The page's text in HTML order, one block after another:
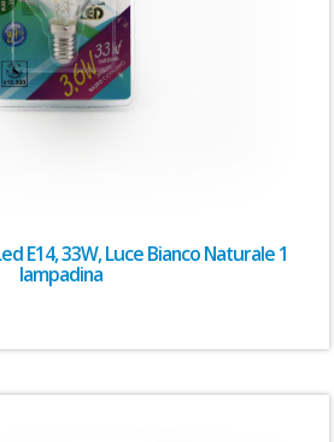
E14, 33W, Luce Bianco Naturale 1
lampadina